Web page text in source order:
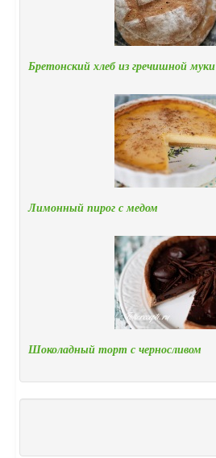
Бретонский хлеб из гречишной муки
Лимонный пирог с медом
Шоколадный торт с черносливом